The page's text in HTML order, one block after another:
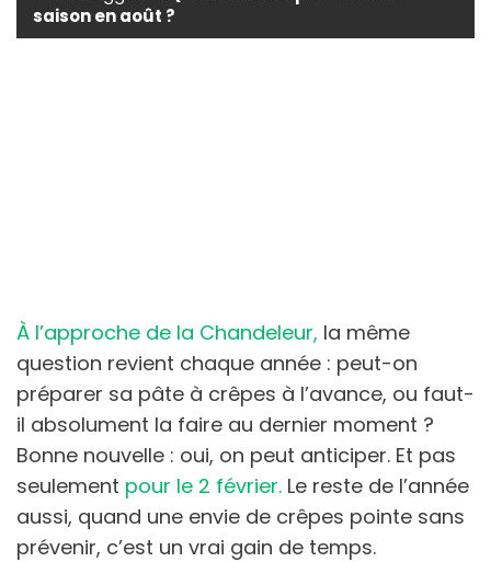
saison en août ?
À l’approche de la Chandeleur, la même
question revient chaque année : peut-on
préparer sa pâte à crêpes à l’avance, ou faut-
il absolument la faire au dernier moment ?
Bonne nouvelle : oui, on peut anticiper. Et pas
seulement pour le 2 février. Le reste de l’année
aussi, quand une envie de crêpes pointe sans
prévenir, c’est un vrai gain de temps.